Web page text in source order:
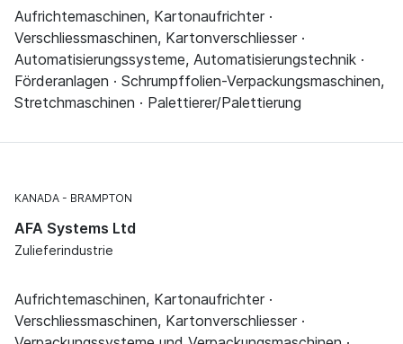
Aufrichtemaschinen, Kartonaufrichter ·
Verschliessmaschinen, Kartonverschliesser ·
Automatisierungssysteme, Automatisierungstechnik ·
Förderanlagen · Schrumpffolien-Verpackungsmaschinen,
Stretchmaschinen · Palettierer/Palettierung
KANADA BRAMPTON
AFA Systems Ltd
Zulieferindustrie
Aufrichtemaschinen, Kartonaufrichter ·
Verschliessmaschinen, Kartonverschliesser ·